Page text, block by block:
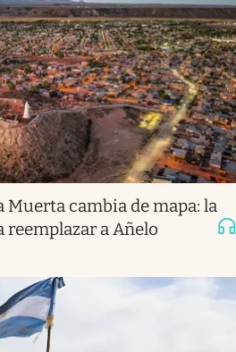
Muerta cambia de mapa: la
reemplazar a Añelo